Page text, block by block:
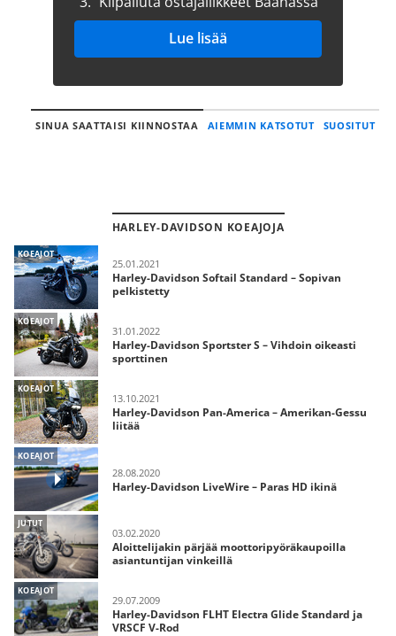
Lue lisää
SINUA SAATTAISI KIINNOSTAA AIEMMIN KATSOTUT SUOSITUT
HARLEY-DAVIDSON KOEAJOJA
KOEAJOT
25.01.2021
Harley-Davidson Softail Standard – Sopivan
pelkistetty
KOEAJOT
31.01.2022
Harley-Davidson Sportster S – Vihdoin oikeasti
sporttinen
KOEAJOT
13.10.2021
Harley-Davidson Pan-America – Amerikan-Gessu
liitää
KOEAJOT
28.08.2020
Harley-Davidson LiveWire – Paras HD ikinä
JUTUT
03.02.2020
Aloittelijakin pärjää moottoripyöräkaupoilla
asiantuntijan vinkeillä
KOEAJOT
29.07.2009
Harley-Davidson FLHT Electra Glide Standard ja
VRSCF V-Rod